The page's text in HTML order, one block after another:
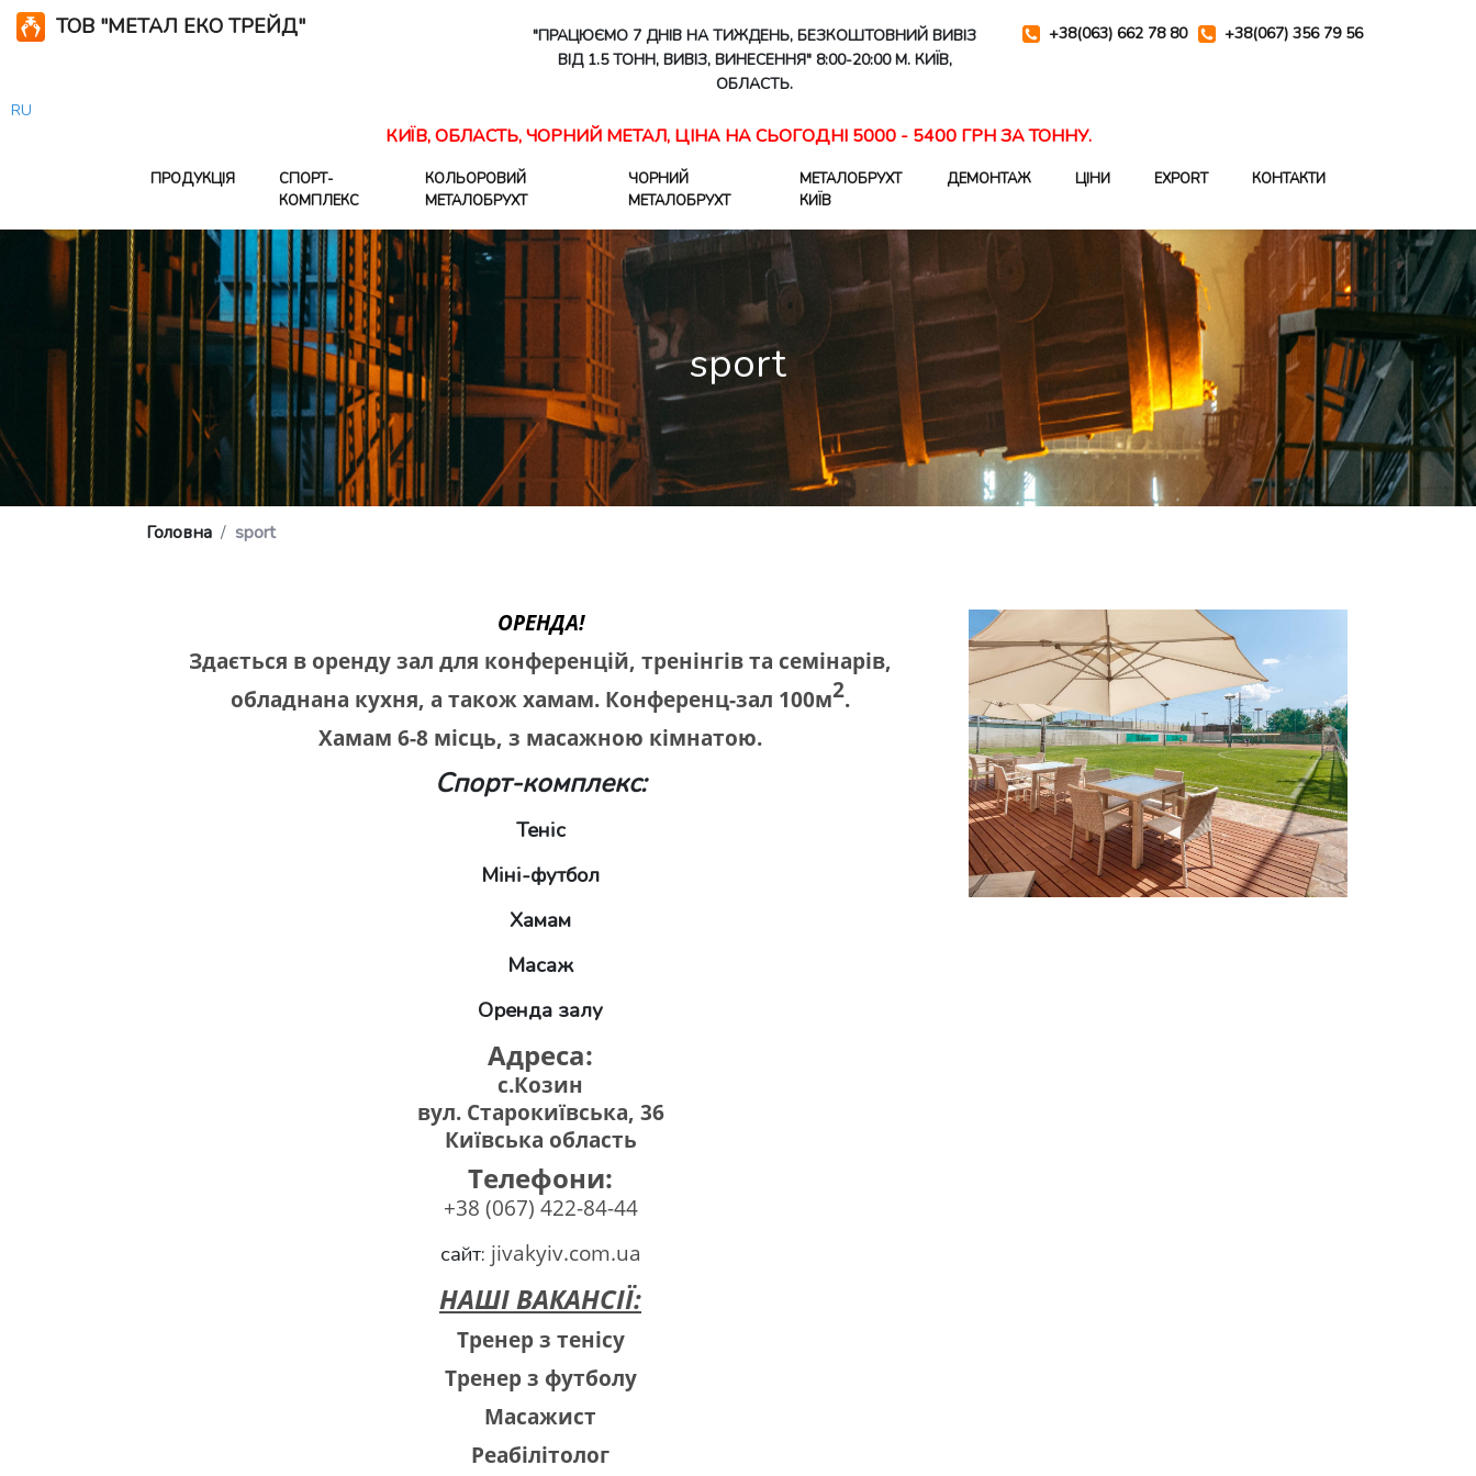
ТОВ "МЕТАЛ ЕКО ТРЕЙД"
"ПРАЦЮЄМО 7 ДНІВ НА ТИЖДЕНЬ, БЕЗКОШТОВНИЙ ВИВІЗ
ВІД 1.5 ТОНН, ВИВІЗ, ВИНЕСЕННЯ" 8:00-20:00 М. КИЇВ,
ОБЛАСТЬ.
+38(063) 662 78 80 +38(067) 356 79 56
RU
КИЇВ, ОБЛАСТЬ, ЧОРНИЙ МЕТАЛ, ЦІНА НА СЬОГОДНІ 5000 - 5400 ГРН ЗА ТОННУ.
ПРОДУКЦІЯ
СПОРТ-
КОМПЛЕКС
КОЛЬОРОВИЙ
МЕТАЛОБРУХТ
ЧОРНИЙ
МЕТАЛОБРУХТ
МЕТАЛОБРУХТ
КИЇВ
ДЕМОНТАЖ ЦІНИ EXPORT КОНТАКТИ
sport
Головна sport
ОРЕНДА!
Здається в оренду зал для конференцій, тренінгів та семінарів,
обладнана кухня, а також хамам. Конференц-зал 100м2.
Хамам 6-8 місць, з масажною кімнатою.
Спорт-комплекс:
Теніс
Міні-футбол
Хамам
Масаж
Оренда залу
Адреса:
c.Козин
вул. Старокиївська, 36
Київська область
Телефони:
+38 (067) 422-84-44
сайт: jivakyiv.com.ua
НАШI ВАКАНСІЇ:
Тренер з тенісу
Тренер з футболу
Масажист
Реабілітолог